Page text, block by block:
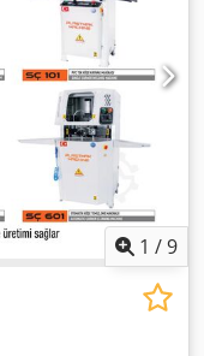
1 /9